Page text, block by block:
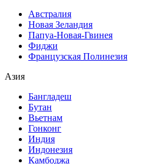
Австралия
Новая Зеландия
Папуа-Новая-Гвинея
Фиджи
Французская Полинезия
Азия
Бангладеш
Бутан
Вьетнам
Гонконг
Индия
Индонезия
Камбоджа